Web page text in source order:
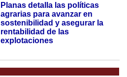
Planas detalla las políticas
agrarias para avanzar en
sostenibilidad y asegurar la
rentabilidad de las
explotaciones